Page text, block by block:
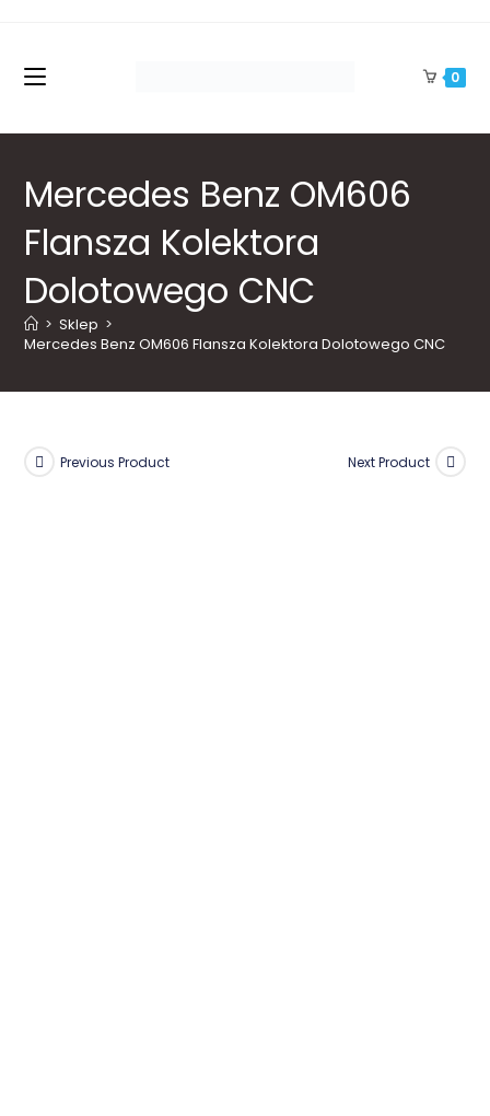
content
0
Mercedes Benz OM606
Flansza Kolektora
Dolotowego CNC
> Sklep >
Mercedes Benz OM606 Flansza Kolektora Dolotowego CNC
Previous Product Next Product